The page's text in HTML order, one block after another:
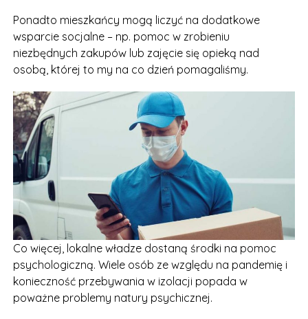
Ponadto mieszkańcy mogą liczyć na dodatkowe
wsparcie socjalne – np. pomoc w zrobieniu
niezbędnych zakupów lub zajęcie się opieką nad
osobą, której to my na co dzień pomagaliśmy.
Co więcej, lokalne władze dostaną środki na pomoc
psychologiczną. Wiele osób ze względu na pandemię i
konieczność przebywania w izolacji popada w
poważne problemy natury psychicznej.